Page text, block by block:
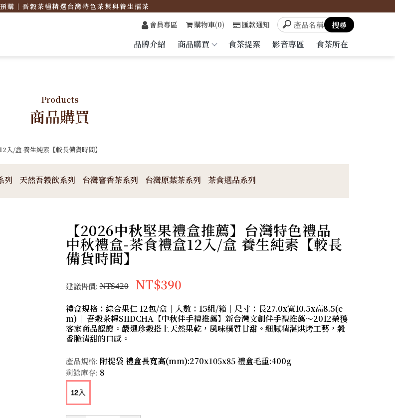
品牌介紹 商品購買 食茶提案 影音專區 食茶所在
會員專區 購物車(0) 匯款通知
購｜吾穀茶糧精選台灣特色茶葉與養生擂茶
Products
商品購買
/盒 養生純素【較長備貨時間】
列 天然吾穀飲系列 台灣窨香茶系列 台灣原葉茶系列 茶食選品系列
【2026中秋堅果禮盒推薦】台灣特色禮品
中秋禮盒-茶食禮盒12入/盒 養生純素【較長
備貨時間】
建議售價: NT$420 NT$390
禮盒規格：綜合果仁 12包/盒｜入數：15組/箱｜尺寸：長27.0x寬10.5x高8.5(c
m)｜ 吾穀茶糧SIIDCHA【中秋伴手禮推薦】新台灣文創伴手禮推薦～2012榮獲
客家商品認證。嚴選珍穀搭上天然果乾，風味樸質甘甜。細膩精湛烘烤工藝，穀
香脆清甜的口感。
產品規格: 附提袋 禮盒長寬高(mm):270x105x85 禮盒毛重:400g
剩餘庫存: 8